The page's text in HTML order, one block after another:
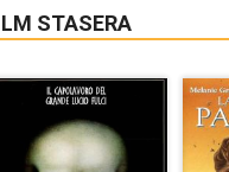
STASERA